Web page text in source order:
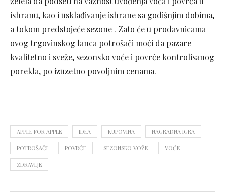
ishranu, kao i usklađivanje ishrane sa godišnjim dobima,
a tokom predstojeće sezone . Zato će u prodavnicama
ovog trgovinskog lanca potrošači moći da pazare
kvalitetno i sveže, sezonsko voće i povrće kontrolisanog
porekla, po izuzetno povoljnim cenama.
APPLE FOR APPLE IDEA KUPOVINA NAGRADNA IGRA
POTROŠAČI POVRĆE SEZONSKO VOŽE VOĆE
ZDRAVLJE